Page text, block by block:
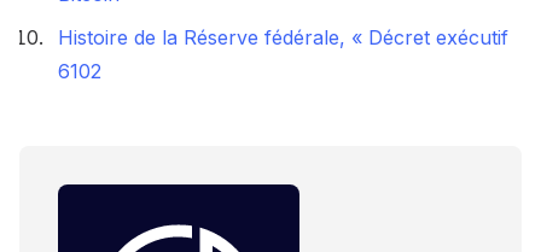
Histoire de la Réserve fédérale, « Décret exécutif
6102